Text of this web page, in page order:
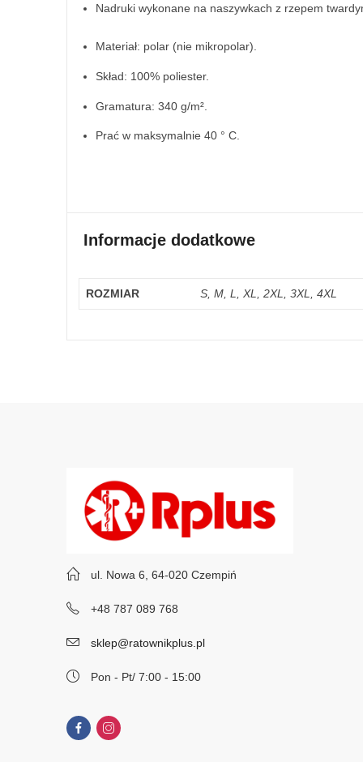
Nadruki wykonane na naszywkach z rzepem
Materiał: polar (nie mikropolar).
Skład: 100% poliester.
Gramatura: 340 g/m².
Prać w maksymalnie 40 ° C.
Informacje dodatkowe
ROZMIAR S, M, L, XL, 2XL, 3XL, 4XL
ul. Nowa 6, 64-020 Czempiń
+48 787 089 768
sklep@ratownikplus.pl
Pon - Pt/ 7:00 - 15:00